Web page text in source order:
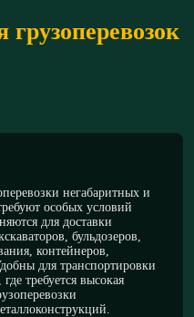
негабаритных и
особых условий
для доставки
бульдозеров,
контейнеров,
для транспортировки
требуется высокая